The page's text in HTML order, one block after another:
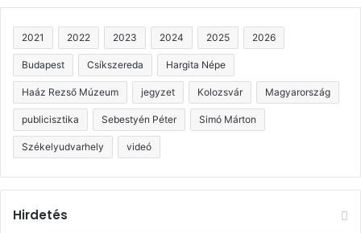
2021 2022 2023 2024 2025 2026
Budapest Csíkszereda Hargita Népe
Haáz Rezső Múzeum jegyzet Kolozsvár Magyarország
publicisztika Sebestyén Péter Simó Márton
Székelyudvarhely videó
Hirdetés